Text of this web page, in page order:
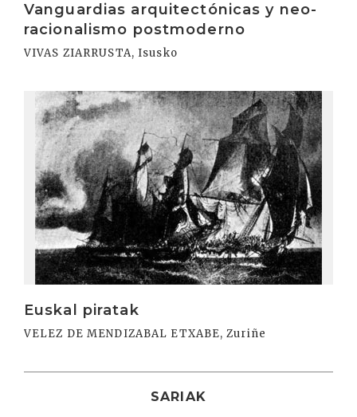
Vanguardias arquitectónicas y neo-
racionalismo postmoderno
VIVAS ZIARRUSTA, Isusko
Euskal piratak
VELEZ DE MENDIZABAL ETXABE, Zuriñe
Irakurri
SARIAK